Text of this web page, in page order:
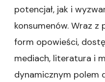
potencjał, jak i
konsumenów. Wraz z
form opowieści,
mediach, literatura i
dynamicznym polem